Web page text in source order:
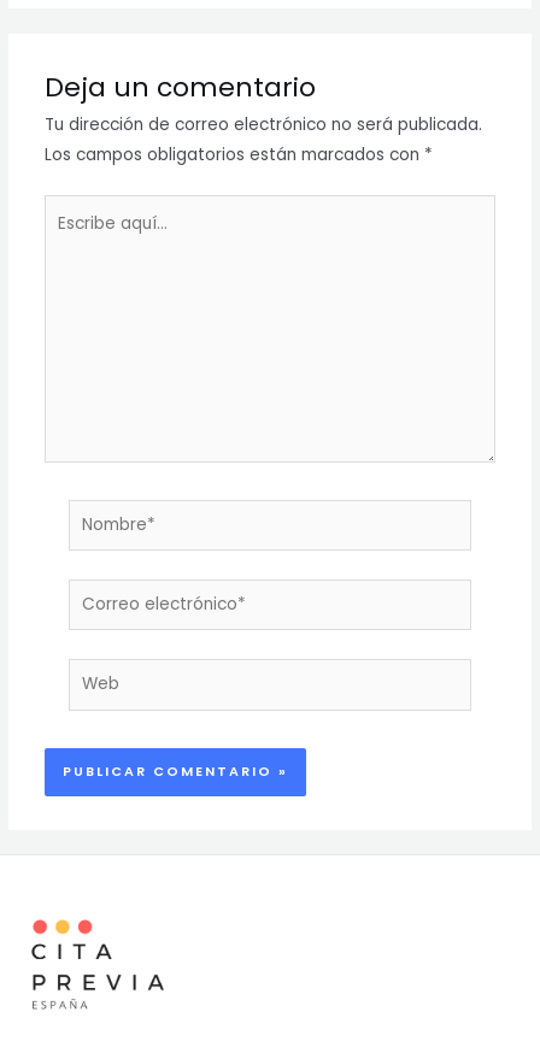
Deja un comentario
Tu dirección de correo electrónico no será publicada.
Los campos obligatorios están marcados con *
Nombre*
Correo
electrónico*
Web